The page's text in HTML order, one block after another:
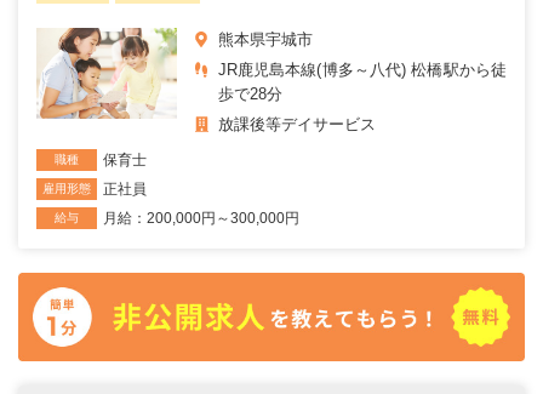
熊本県宇城市
JR鹿児島本線(博多～八代) 松橋駅から徒
歩で28分
放課後等デイサービス
職種 保育士
雇用形態 正社員
給与 月給：200,000円～300,000円